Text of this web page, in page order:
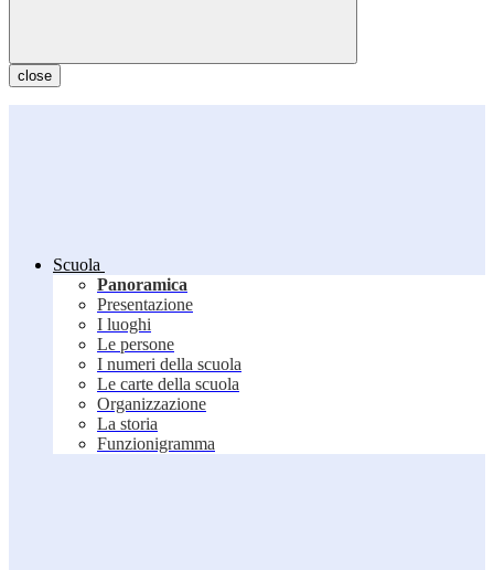
close
Scuola
Panoramica
Presentazione
I luoghi
Le persone
I numeri della scuola
Le carte della scuola
Organizzazione
La storia
Funzionigramma